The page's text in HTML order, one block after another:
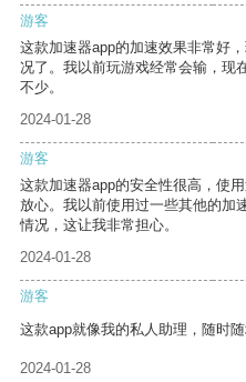
游客
这款加速器app的加速效果非常好
况了。我以前玩游戏经常会输，现
不少。
2024-01-28
游客
这款加速器app的安全性很高，使
放心。我以前使用过一些其他的加
情况，这让我非常担心。
2024-01-28
游客
这款app就像我的私人助理，随时
2024-01-28